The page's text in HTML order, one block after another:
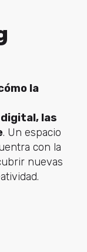
a todos
con los
trabajar
gran
En
de
la
las
. Un espacio
con la
nuevas